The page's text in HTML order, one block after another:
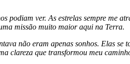
podiam ver. As estrelas sempre me
missão muito maior aqui na Terra.
não eram apenas sonhos. Elas
clareza que transformou meu